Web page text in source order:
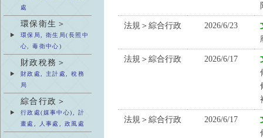
處
環保衛生＞
環保局, 衛生局(長照中
心, 毒衛中心)
財政稅務＞
財政處, 主計處, 稅務
局
綜合行政＞
行政處(媒事中心), 計
畫處, 人事處, 政風處
法規＞綜合行政 2026/6/23
法規＞綜合行政 2026/6/17
法規＞綜合行政 2026/6/17